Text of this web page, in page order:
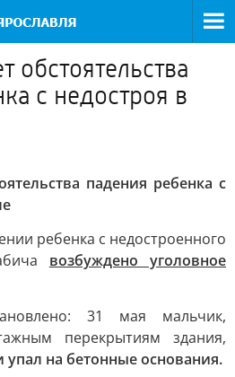
обстоятельства
с недостроя в
падения ребенка с
ребенка с недостроенного
возбуждено уголовное
31 мая мальчик,
перекрытиям здания,
упал на бетонные основания.